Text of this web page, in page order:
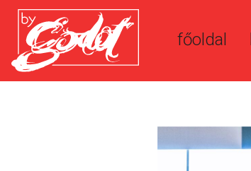
főoldal